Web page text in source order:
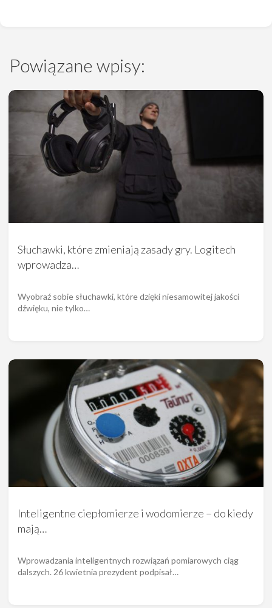
Powiązane wpisy:
Słuchawki, które zmieniają zasady gry. Logitech
wprowadza…
Wyobraź sobie słuchawki, które dzięki niesamowitej jakości
dźwięku, nie tylko…
Inteligentne ciepłomierze i wodomierze – do kiedy
mają…
Wprowadzania inteligentnych rozwiązań pomiarowych ciąg
dalszych. 26 kwietnia prezydent podpisał…